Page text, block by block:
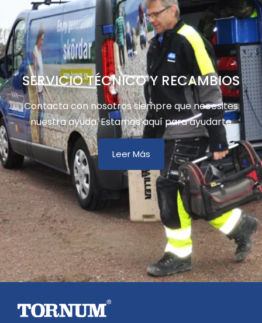
SERVICIO TÉCNICO Y RECAMBIOS
Contacta con nosotros siempre que necesites
nuestra ayuda. Estamos aquí para ayudarte
Leer Más